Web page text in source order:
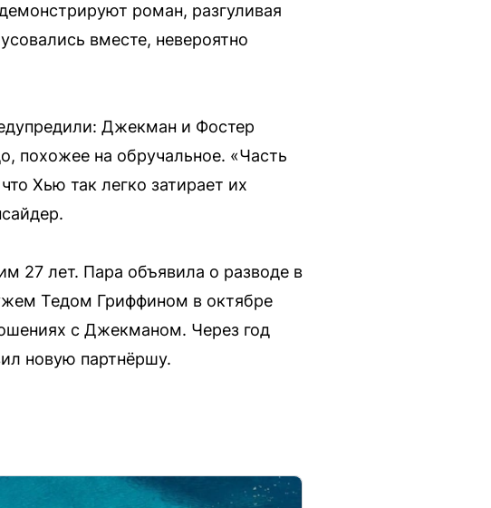
роман, разгуливая
вместе, невероятно
Джекман и Фостер
похожее на обручальное. «Часть
Хью так легко затирает их
27 лет. Пара объявила о разводе в
Тедом Гриффином в октябре
с Джекманом. Через год
новую партнёршу.